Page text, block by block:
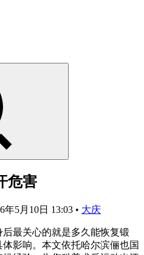
危害
年5月10日 13:03 • 大庆
最关心的就是多久能恢复锻
影响。本文依托哈尔滨俪也国